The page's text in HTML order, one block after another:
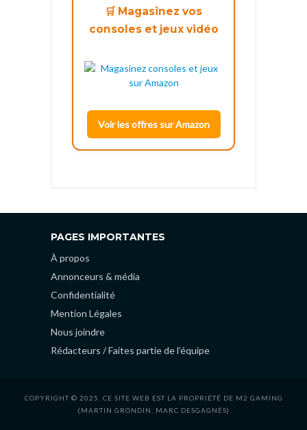
🛒 Magasinez vos
consoles et jeux vidéo
Voir les offres sur Amazon
PAGES IMPORTANTES
À propos
Annonceurs & média
Confidentialité
Mention Légales
Nous joindre
Rédacteurs / Faites partie de l’équipe
COPYRIGHT © 2025. CE SITE WEB EST LA PROPRIÉTÉ DE M2 GAMING
(MARTIN GRONDIN, MARC DESGAGNÉS)